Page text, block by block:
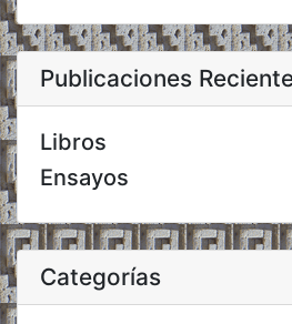
Publicaciones
Libros
Ensayos
Categorías